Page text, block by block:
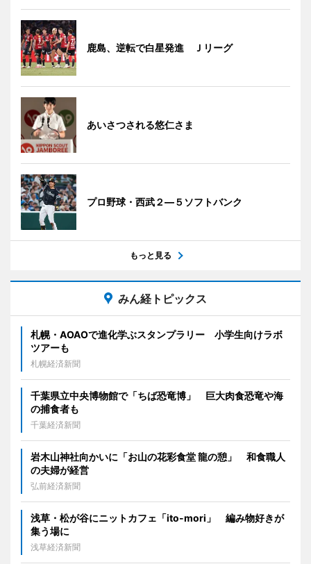
鹿島、逆転で白星発進 Ｊリーグ
あいさつされる悠仁さま
プロ野球・西武２―５ソフトバンク
もっと見る
みん経トピックス
札幌・AOAOで進化学ぶスタンプラリー 小学生向けラボ
ツアーも
札幌経済新聞
千葉県立中央博物館で「ちば恐竜博」 巨大肉食恐竜や海
の捕食者も
千葉経済新聞
岩木山神社向かいに「お山の花彩食堂 龍の憩」 和食職人
の夫婦が経営
弘前経済新聞
浅草・松が谷にニットカフェ「ito-mori」 編み物好きが
集う場に
浅草経済新聞